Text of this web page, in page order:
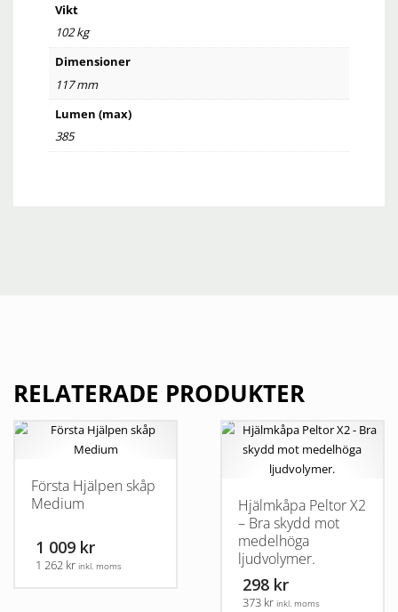
Vikt
102 kg
Dimensioner
117 mm
Lumen (max)
385
RELATERADE PRODUKTER
Första Hjälpen skåp
Medium
1 009 kr
1 262 kr inkl. moms
Hjälmkåpa Peltor X2
– Bra skydd mot
medelhöga
ljudvolymer.
298 kr
373 kr inkl. moms